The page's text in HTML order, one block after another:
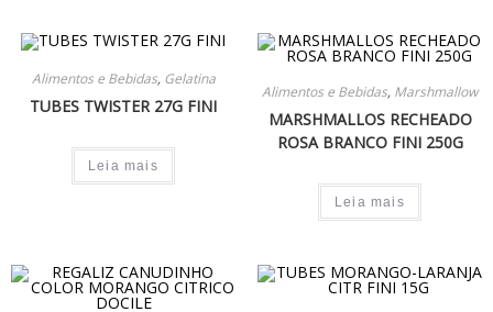
Alimentos e Bebidas, Gelatina
TUBES TWISTER 27G FINI
Leia mais
Alimentos e Bebidas, Marshmallow
MARSHMALLOS RECHEADO
ROSA BRANCO FINI 250G
Leia mais